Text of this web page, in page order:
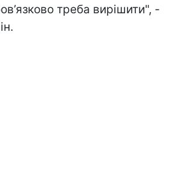
треба вирішити", -